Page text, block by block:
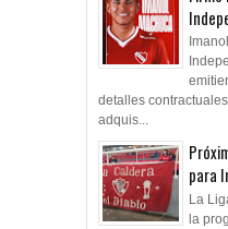
detalles
adquis...
para
La
la